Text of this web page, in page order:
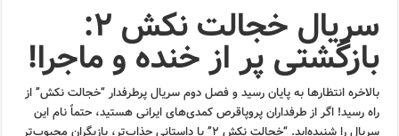
سریال خجالت نکش ۲:
بازگشتی پر از خنده و ماجرا!
بالاخره انتظارها به پایان رسید و فصل دوم سریال پرطرفدار “خجالت نکش” از
راه رسید! اگر از طرفداران پروپاقرص کمدی‌های ایرانی هستید، حتماً نام این
سریال را شنیده‌اید. “خجالت نکش ۲” با داستانی جذاب‌تر، بازیگران محبوب‌تر